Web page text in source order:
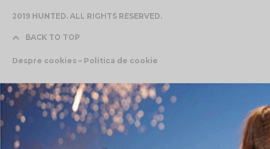
2019 HUNTED. ALL RIGHTS RESERVED.
BACK TO TOP
Despre cookies – Politica de cookie